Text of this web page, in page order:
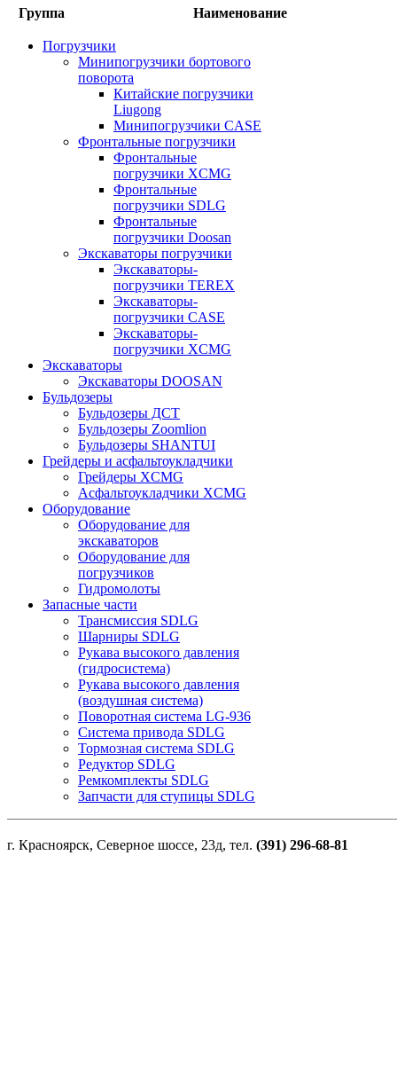
Группа Наименование
Погрузчики
Минипогрузчики бортового
поворота
Китайские погрузчики
Liugong
Минипогрузчики CASE
Фронтальные погрузчики
Фронтальные
погрузчики XCMG
Фронтальные
погрузчики SDLG
Фронтальные
погрузчики Doosan
Экскаваторы погрузчики
Экскаваторы-
погрузчики TEREX
Экскаваторы-
погрузчики CASE
Экскаваторы-
погрузчики XCMG
Экскаваторы
Экскаваторы DOOSAN
Бульдозеры
Бульдозеры ДСТ
Бульдозеры Zoomlion
Бульдозеры SHANTUI
Грейдеры и асфальтоукладчики
Грейдеры XCMG
Асфальтоукладчики XCMG
Оборудование
Оборудование для
экскаваторов
Оборудование для
погрузчиков
Гидромолоты
Запасные части
Трансмиссия SDLG
Шарниры SDLG
Рукава высокого давления
(гидросистема)
Рукава высокого давления
(воздушная система)
Поворотная система LG-936
Система привода SDLG
Тормозная система SDLG
Редуктор SDLG
Ремкомплекты SDLG
Запчасти для ступицы SDLG
г. Красноярск, Северное шоссе, 23д, тел. (391) 296-68-81